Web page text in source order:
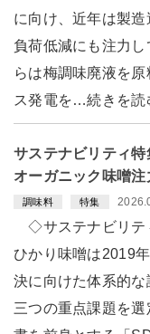
に向け、近年は製
負荷低減にも注力
らは梅調味廃液を
ス発電を…続きを読
サステナビリティ
オーガニック味噌注
調味料 特集
◇サステナビリ
ひかり味噌は2019
決に向けた体系的な
三つの重点課題を